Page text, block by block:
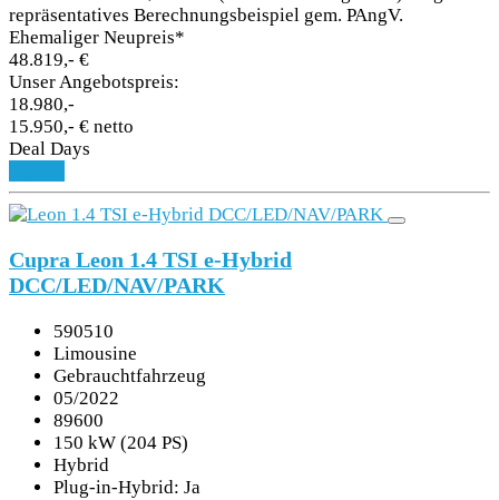
repräsentatives Berechnungsbeispiel gem. PAngV.
Ehemaliger Neupreis*
48.819,- €
Unser Angebotspreis:
18.980,-
15.950,- € netto
Deal Days
Cupra Leon 1.4 TSI e-Hybrid
DCC/LED/NAV/PARK
590510
Limousine
Gebrauchtfahrzeug
05/2022
89600
150 kW (204 PS)
Hybrid
Plug-in-Hybrid: Ja